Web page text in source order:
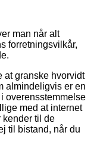
man når alt
forretningsvilkår,
at granske hvorvidt
almindeligvis er en
overensstemmelse
med at internet
kender til de
til bistand, når du